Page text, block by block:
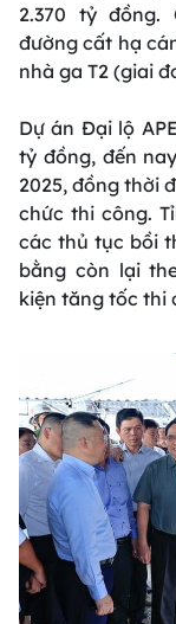
2.370 tỷ đồng.
đường cất hạ
nhà ga T2 (giai
Dự án Đại lộ
tỷ đồng, đến
2025, đồng thời
chức thi công.
các thủ tục bồi
bằng còn lại
kiện tăng tốc thi